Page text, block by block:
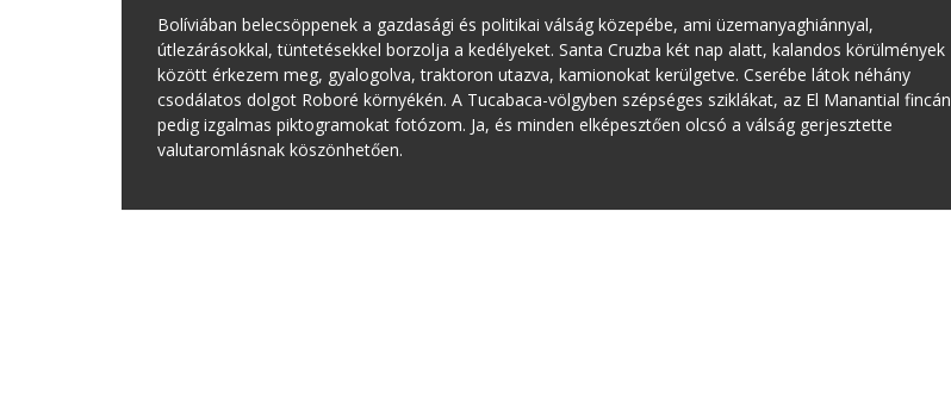
Bolíviában belecsöppenek a gazdasági és politikai válság közepébe, ami üzemanyaghiánnyal,
útlezárásokkal, tüntetésekkel borzolja a kedélyeket. Santa Cruzba két nap alatt, kalandos körülmények
között érkezem meg, gyalogolva, traktoron utazva, kamionokat kerülgetve. Cserébe látok néhány
csodálatos dolgot Roboré környékén. A Tucabaca-völgyben szépséges sziklákat, az El Manantial fincán
pedig izgalmas piktogramokat fotózom. Ja, és minden elképesztően olcsó a válság gerjesztette
valutaromlásnak köszönhetően.